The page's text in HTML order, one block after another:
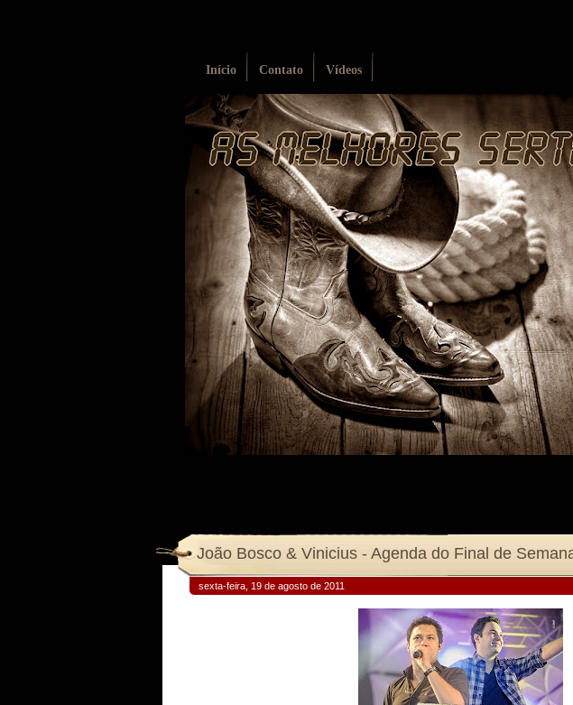
Início Contato Vídeos
João Bosco & Vinicius - Agenda do Final de
sexta-feira, 19 de agosto de 2011